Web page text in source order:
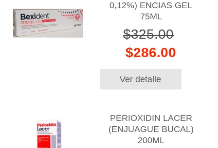
0,12%) ENCIAS GEL
75ML
$325.00
$286.00
Ver detalle
PERIOXIDIN LACER
(ENJUAGUE BUCAL)
200ML